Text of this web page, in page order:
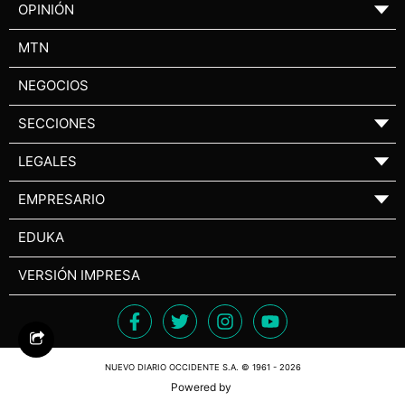
OPINIÓN ▼
MTN
NEGOCIOS
SECCIONES ▼
LEGALES ▼
EMPRESARIO ▼
EDUKA
VERSIÓN IMPRESA
NUEVO DIARIO OCCIDENTE S.A. © 1961 - 2026
Powered by